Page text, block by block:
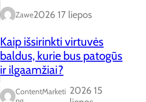
Zawe2026 17 liepos
Kaip išsirinkti virtuvės
baldus, kurie bus patogūs
ir ilgaamžiai?
ContentMarketi 2026 15